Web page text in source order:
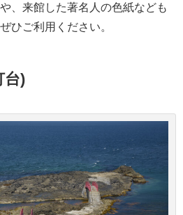
、来館した著名人の色紙なども
ひご利用ください。
台)